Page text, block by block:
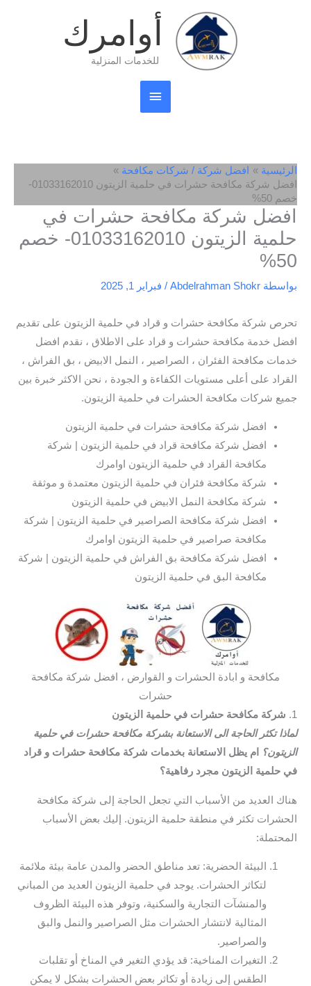
أوامرك
للخدمات المنزلية
القائمة
الرئيسية
الرئيسية
افضل شركة / شركات مكافحة
افضل شركة مكافحة حشرات في حلمية الزيتون 01033162010-
خصم 50%
افضل شركة مكافحة حشرات في
حلمية الزيتون 01033162010- خصم
50%
بواسطة Abdelrahman Shokr
/ فبراير 1, 2025
تحرص شركة مكافحة حشرات و قراد في حلمية الزيتون على تقديم
افضل خدمة مكافحة حشرات و قراد على الاطلاق ، نقدم افضل
خدمات مكافحة الفئران ، الصراصير ، النمل الابيض ، بق الفراش ،
القراد على أعلى مستويات الكفاءة و الجودة ، نحن الاكثر خبرة بين
جميع شركات مكافحة الحشرات في حلمية الزيتون.
افضل شركة مكافحة حشرات في حلمية الزيتون
افضل شركة مكافحة قراد في حلمية الزيتون | شركة
مكافحة القراد في حلمية الزيتون اوامرك
شركة مكافحة فئران في حلمية الزيتون معتمدة و موثقة
شركة مكافحة النمل الابيض في حلمية الزيتون
افضل شركة مكافحة الصراصير في حلمية الزيتون | شركة
مكافحة صراصير في حلمية الزيتون اوامرك
افضل شركة مكافحة بق الفراش في حلمية الزيتون | شركة
مكافحة البق في حلمية الزيتون
مكافحة و ابادة الحشرات و القوارض ، افضل شركة مكافحة
حشرات
1.
شركة مكافحة حشرات في حلمية الزيتون
لماذا تكثر الحاجة الى الاستعانة بشركة مكافحة حشرات في حلمية
الزيتون؟
ام يظل الاستعانة بخدمات شركة مكافحة حشرات و قراد
في حلمية الزيتون مجرد رفاهية؟
هناك العديد من الأسباب التي تجعل الحاجة إلى شركة مكافحة
الحشرات تكثر في منطقة حلمية الزيتون. إليك بعض الأسباب
المحتملة:
البيئة الحضرية: تعد مناطق الحضر والمدن عامة بيئة ملائمة
لتكاثر الحشرات. يوجد في حلمية الزيتون العديد من المباني
والمنشآت التجارية والسكنية، وتوفر هذه البيئة الظروف
المثالية لانتشار الحشرات مثل الصراصير والنمل والبق
والصراصير.
التغيرات المناخية: قد يؤدي التغير في المناخ أو تقلبات
الطقس إلى زيادة أو تكاثر بعض الحشرات بشكل لا يمكن